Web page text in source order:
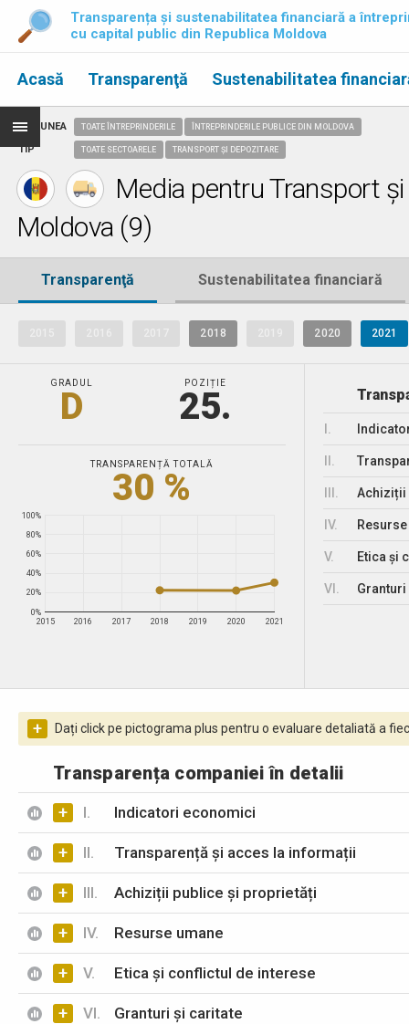
Transparența și sustenabilitatea financiară a
cu capital public din Republica Moldova
Acasă Transparenţă Sustenabilitatea
REGIUNEA
TIP
TOATE ÎNTREPRINDERILE ÎNTREPRINDERILE PUBLICE DIN MOLDOVA
TOATE SECTOARELE TRANSPORT ȘI DEPOZITARE
Media pentru Transport
Moldova (9)
Transparenţă Sustenabilitatea financiară
2018 2020 2021
GRADUL
D
POZIȚIE
25.
TRANSPARENȚĂ TOTALĂ
30 %
2015 2016 2017 2018 2019 2020 2021
0%
20%
40%
60%
80%
100%
Achiziții
IV.
V. Etica și
VI.
+ Dați click pe pictograma plus pentru o evaluare detaliată a
Transparența companiei în detalii
+ I. Indicatori economici
+ II. Transparență și acces la informații
+ III. Achiziții publice și proprietăți
+ IV. Resurse umane
+ V. Etica și conflictul de interese
+ VI. Granturi și caritate